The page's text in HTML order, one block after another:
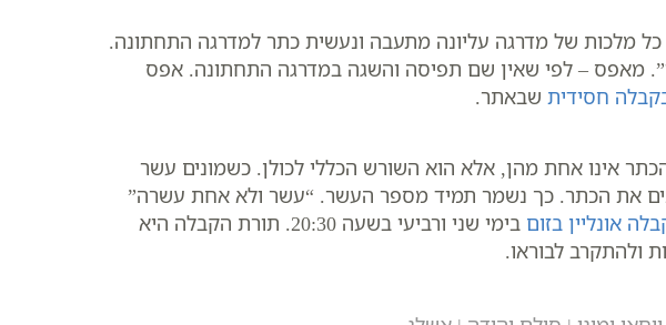
מלכות של מדרגה עליונה מתעבה ונעשית כתר למדרגה התחתונה.
מאפס – לפי שאין שם תפיסה והשגה במדרגה התחתונה. אפס
בקבלה חסידית שבאתר.
אינו אחת מהן, אלא הוא השורש הכללי לכולן. כשמונים עשר
את הכתר. כך נשמר תמיד מספר העשר. “עשר ולא אחת עשרה”
אונליין בזום
בימי שני ורביעי בשעה 20:30. תורת הקבלה היא
ולהתקרב לבוראו.